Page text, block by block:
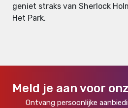
geniet straks van Sherlock
Het Park.
Meld je aan voor
Ontvang persoonlijke